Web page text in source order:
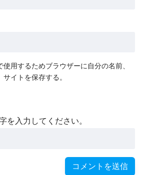
使用するためブラウザーに自分の名前、
イトを保存する。
を入力してください。